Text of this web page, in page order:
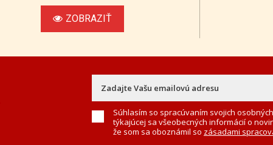
ZOBRAZIŤ
Súhlasím so spracúvaním svojich
týkajúcej sa všeobecných informácií o
že som sa oboznámil so zásadami